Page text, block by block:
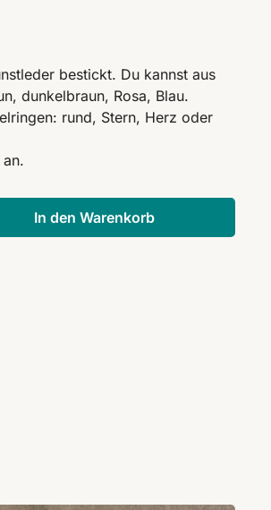
bestickt. Du kannst aus
dunkelbraun, Rosa, Blau.
rund, Stern, Herz oder
In den Warenkorb